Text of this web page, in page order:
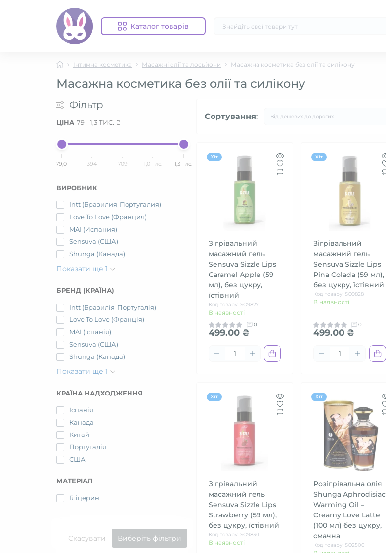
Каталог товарів
Інтимна косметика Масажні олії та лосьйони Масажна косметика без олії та силікону
Масажна косметика без олії та силікону
Фільтр
79- 1,3 ТИС. ₴
ЦІНА
79,0 394 709 1,0 тис. 1,3 тис.
ВИРОБНИК
Intt (Бразилия-Португалия)
Love To Love (Франция)
MAI (Испания)
Sensuva (США)
Shunga (Канада)
Показати ще 1
БРЕНД (КРАЇНА)
Intt (Бразилія-Португалія)
Love To Love (Франція)
MAI (Іспанія)
Sensuva (США)
Shunga (Канада)
Показати ще 1
КРАЇНА НАДХОДЖЕННЯ
Іспанія
Канада
Китай
Португалія
США
МАТЕРІАЛ
Гліцерин
Скасувати Виберіть фільтри
Сортування:
Хіт
Зігрівальний
масажний гель
Sensuva Sizzle Lips
Caramel Apple (59
мл), без цукру,
їстівний
Код товару: SO9827
В наявності
0
499.00 ₴
Хіт
Зігрівальний
масажний гель
Sensuva Sizzle Lips
Pina Colada (59 мл),
без цукру, їстівний
Код товару: SO9828
В наявності
0
499.00 ₴
Хіт
Зігрівальний
масажний гель
Sensuva Sizzle Lips
Strawberry (59 мл),
без цукру, їстівний
Код товару: SO9830
В наявності
Хіт
Розігрівальна олія
Shunga Aphrodisiac
Warming Oil –
Creamy Love Latte
(100 мл) без цукру,
смачна
Код товару: SO2500